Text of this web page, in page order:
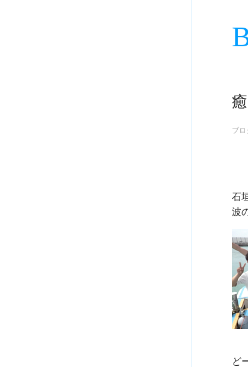
ブロ
石
ど